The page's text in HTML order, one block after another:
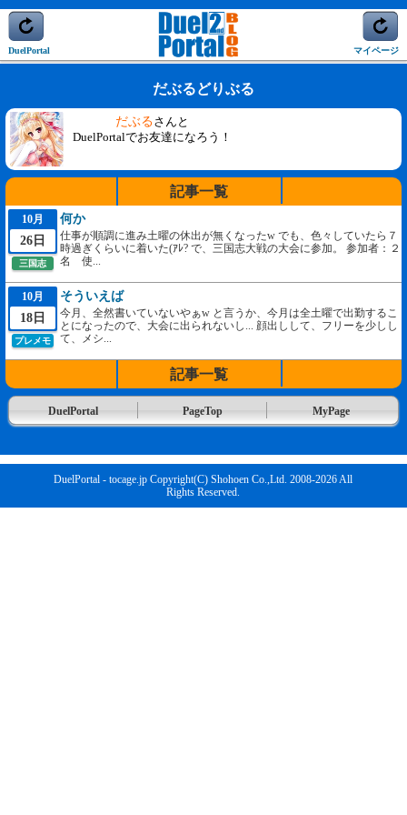
DuelPortal マイページ
だぶるどりぶる
だぶるさんと
DuelPortalでお友達になろう！
記事一覧
10月
26日
三国志
何か
仕事が順調に進み土曜の休出が無くなったw でも、色々していたら７
時過ぎくらいに着いた(ｱﾚ? で、三国志大戦の大会に参加。 参加者：２
名 使...
10月
18日
プレメモ
そういえば
今月、全然書いていないやぁw と言うか、今月は全土曜で出勤するこ
とになったので、大会に出られないし... 顔出しして、フリーを少しし
て、メシ...
記事一覧
DuelPortal PageTop MyPage
DuelPortal - tocage.jp Copyright(C) Shohoen Co.,Ltd. 2008-2026 All
Rights Reserved.